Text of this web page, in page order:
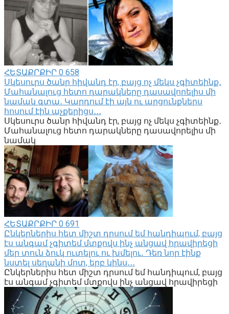
ՀԵՏԱՔՐՔԻՐ 0 658
Սկեսուրս ծանր հիվանդ էր, բայց ոչ մեկս չգիտեինք․
Մահանալուց հետո դարակները դասավորելիս մի
նամակ գտա․ Կարդում էի այն ու արցունքներս
հոսում էին աչքերիցս․․․
Սկեսուրս ծանր հիվանդ էր, բայց ոչ մեկս չգիտեինք․
Մահանալուց հետո դարակները դասավորելիս մի
նամակ
ՀԵՏԱՔՐՔԻՐ 0 691
Ընկերներիս հետ միշտ դրսում եմ հանդիպում, բայց
էս անգամ չգիտեմ մտքովս ինչ անցավ հրավիրեցի
մեր տուն ձուկ ուտելու ու խմելու․ Դեռ նոր էինք
նստել սեղանի մոտ, երբ կինս․․․
Ընկերներիս հետ միշտ դրսում եմ հանդիպում, բայց
էս անգամ չգիտեմ մտքովս ինչ անցավ հրավիրեցի